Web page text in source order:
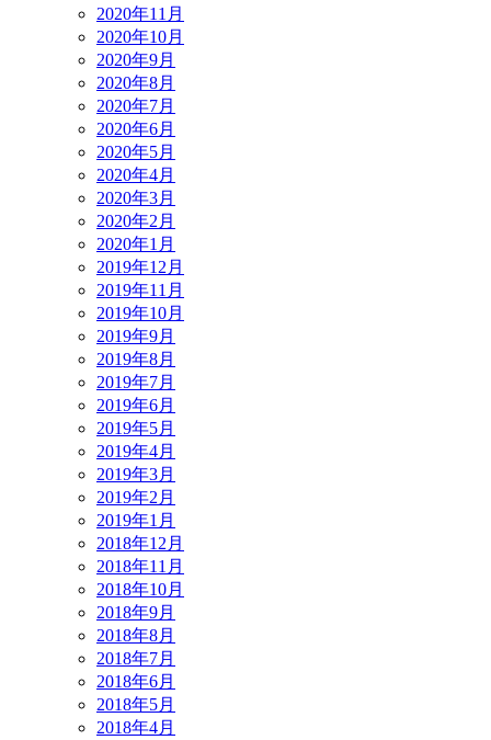
2020年11月
2020年10月
2020年9月
2020年8月
2020年7月
2020年6月
2020年5月
2020年4月
2020年3月
2020年2月
2020年1月
2019年12月
2019年11月
2019年10月
2019年9月
2019年8月
2019年7月
2019年6月
2019年5月
2019年4月
2019年3月
2019年2月
2019年1月
2018年12月
2018年11月
2018年10月
2018年9月
2018年8月
2018年7月
2018年6月
2018年5月
2018年4月